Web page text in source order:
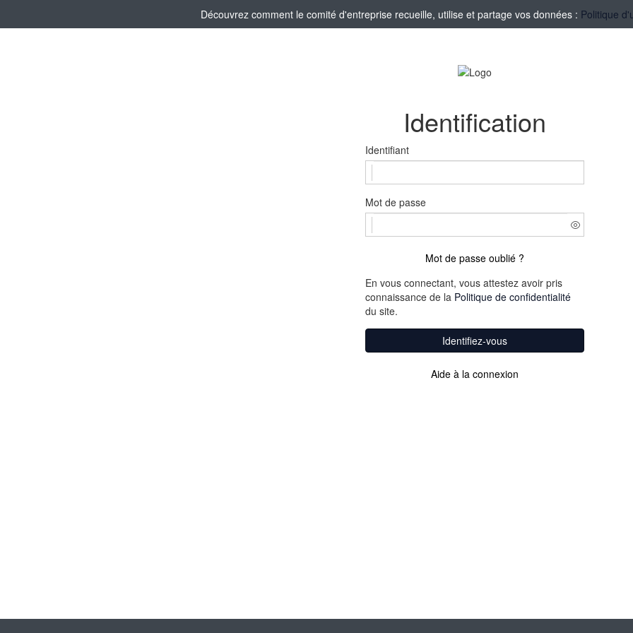
Découvrez comment le comité d'entreprise recueille, utilise et partage vos données : Politique
Identification
Identifiant
Mot de passe
Mot de passe oublié ?
En vous connectant, vous attestez avoir pris
connaissance de la Politique de confidentialité
du site.
Identifiez-vous
Aide à la connexion